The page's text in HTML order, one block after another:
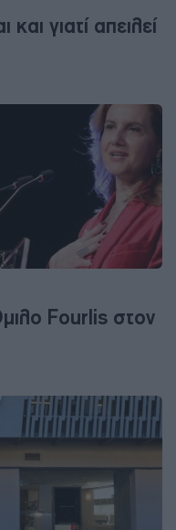
γιατί απειλεί
Fourlis στον